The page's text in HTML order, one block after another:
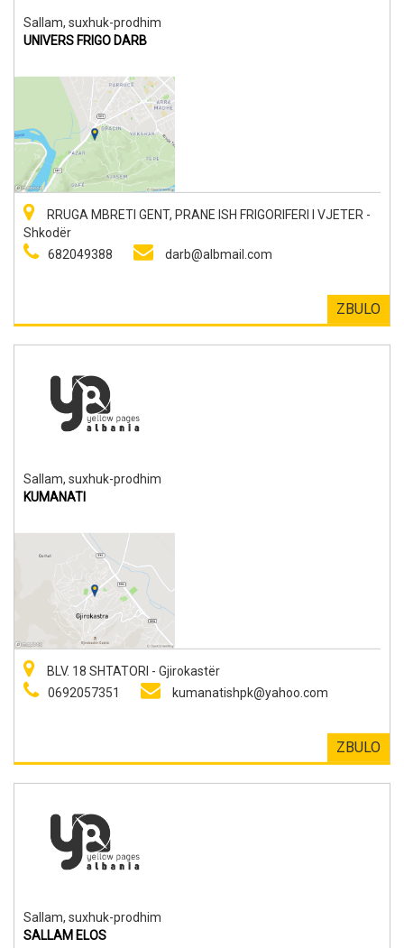
Sallam, suxhuk-prodhim
UNIVERS FRIGO DARB
RRUGA MBRETI GENT, PRANE ISH FRIGORIFERI I VJETER -
Shkodër
682049388
darb@albmail.com
ZBULO
Sallam, suxhuk-prodhim
KUMANATI
BLV. 18 SHTATORI - Gjirokastër
0692057351
kumanatishpk@yahoo.com
ZBULO
Sallam, suxhuk-prodhim
SALLAM ELOS